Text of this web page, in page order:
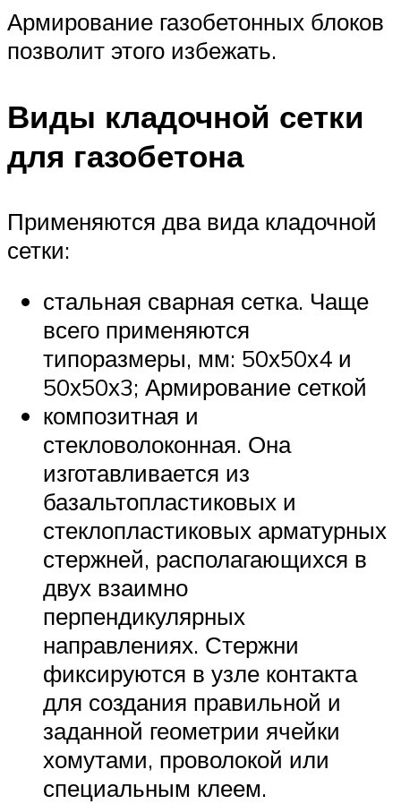
Армирование газобетонных блоков
позволит этого избежать.
Виды кладочной сетки
для газобетона
Применяются два вида кладочной
сетки:
стальная сварная сетка. Чаще
всего применяются
типоразмеры, мм: 50х50х4 и
50х50х3; Армирование сеткой
композитная и
стекловолоконная. Она
изготавливается из
базальтопластиковых и
стеклопластиковых арматурных
стержней, располагающихся в
двух взаимно
перпендикулярных
направлениях. Стержни
фиксируются в узле контакта
для создания правильной и
заданной геометрии ячейки
хомутами, проволокой или
специальным клеем.